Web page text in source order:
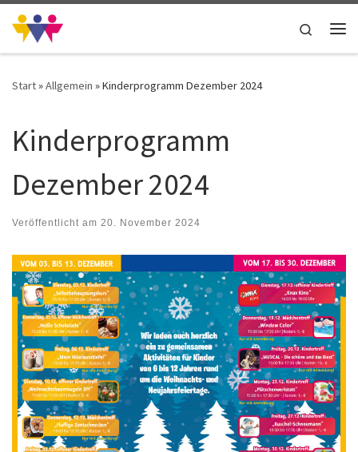
Zum Inhalt springen
Search
Start»Allgemein »Kinderprogramm Dezember 2024
Kinderprogramm
Dezember 2024
Veröffentlicht am 20. November 2024